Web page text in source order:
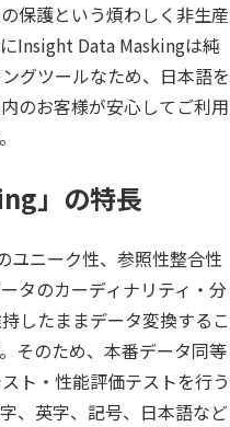
データベース監査
データベース移行
データベース管理
データ仮想化
データ分析基盤構築
データ可視化
データ統合
データ連携
Dbvisit StandbyMP
保護という煩わしく非生産
Insight Data Maskingは純
グツールなため、日本語を
のお客様が安心してご利用
」の特長
ユニーク性、参照性整合性
タのカーディナリティ・分
したままデータ変換するこ
そのため、本番データ同等
ト・性能評価テストを行う
、英字、記号、日本語など